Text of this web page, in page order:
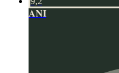
ANI